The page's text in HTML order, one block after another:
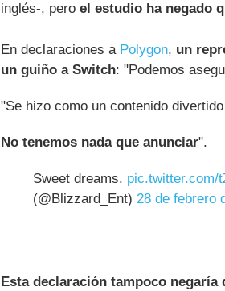
inglés-, pero el estudio ha negado
En declaraciones a Polygon, un
un guiño a Switch: "Podemos
"Se hizo como un contenido
No tenemos nada que anunciar".
Sweet dreams. pic.twitter.com/
(@Blizzard_Ent) 28 de febrero
Esta declaración tampoco